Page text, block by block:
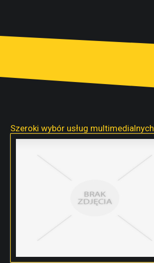
Szeroki wybór usług multimedialnych